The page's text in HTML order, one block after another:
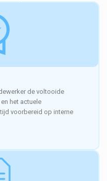
de voltooide
het actuele
voorbereid op interne